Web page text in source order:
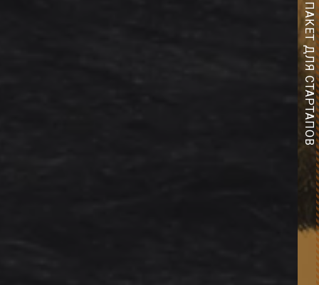
ПАКЕТ ДЛЯ
СТАРТАПОВ